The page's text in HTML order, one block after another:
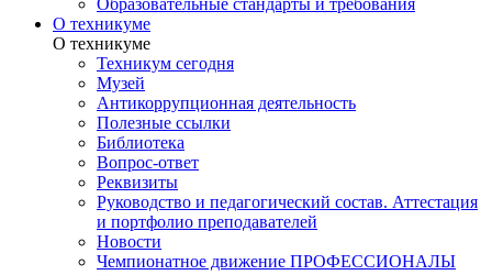
Образовательные стандарты и требования
О техникуме
О техникуме
Техникум сегодня
Музей
Антикоррупционная деятельность
Полезные ссылки
Библиотека
Вопрос-ответ
Реквизиты
Руководство и педагогический состав. Аттестация
и портфолио преподавателей
Новости
Чемпионатное движение ПРОФЕССИОНАЛЫ